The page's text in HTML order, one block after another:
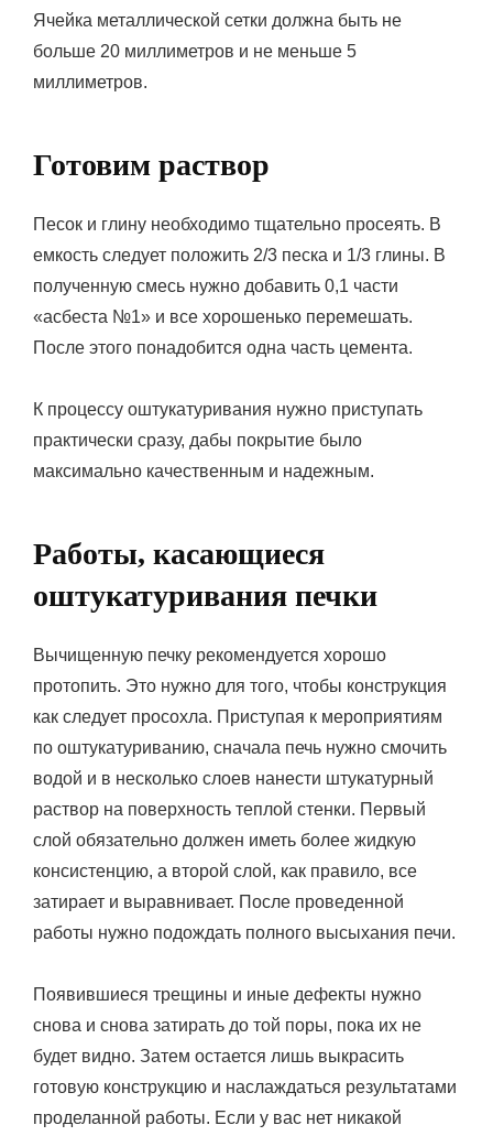
Ячейка металлической сетки должна быть не
больше 20 миллиметров и не меньше 5
миллиметров.
Готовим раствор
Песок и глину необходимо тщательно просеять. В
емкость следует положить 2/3 песка и 1/3 глины. В
полученную смесь нужно добавить 0,1 части
«асбеста №1» и все хорошенько перемешать.
После этого понадобится одна часть цемента.
К процессу оштукатуривания нужно приступать
практически сразу, дабы покрытие было
максимально качественным и надежным.
Работы, касающиеся
оштукатуривания печки
Вычищенную печку рекомендуется хорошо
протопить. Это нужно для того, чтобы конструкция
как следует просохла. Приступая к мероприятиям
по оштукатуриванию, сначала печь нужно смочить
водой и в несколько слоев нанести штукатурный
раствор на поверхность теплой стенки. Первый
слой обязательно должен иметь более жидкую
консистенцию, а второй слой, как правило, все
затирает и выравнивает. После проведенной
работы нужно подождать полного высыхания печи.
Появившиеся трещины и иные дефекты нужно
снова и снова затирать до той поры, пока их не
будет видно. Затем остается лишь выкрасить
готовую конструкцию и наслаждаться результатами
проделанной работы. Если у вас нет никакой